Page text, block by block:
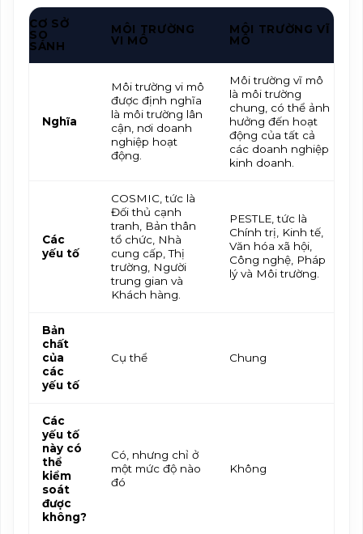
CƠ SỞ
SO
SÁNH
MÔI TRƯỜNG
VI MÔ
MÔI TRƯỜNG VĨ
MÔ
Nghĩa
Môi trường vi mô
được định nghĩa
là môi trường lân
cận, nơi doanh
nghiệp hoạt
động.
Môi trường vĩ mô
là môi trường
chung, có thể ảnh
hưởng đến hoạt
động của tất cả
các doanh nghiệp
kinh doanh.
Các
yếu tố
COSMIC, tức là
Đối thủ cạnh
tranh, Bản thân
tổ chức, Nhà
cung cấp, Thị
trường, Người
trung gian và
Khách hàng.
PESTLE, tức là
Chính trị, Kinh tế,
Văn hóa xã hội,
Công nghệ, Pháp
lý và Môi trường.
Bản
chất
của
các
yếu tố
Cụ thể Chung
Các
yếu tố
này có
thể
kiểm
soát
được
không?
Có, nhưng chỉ ở
một mức độ nào
đó
Không